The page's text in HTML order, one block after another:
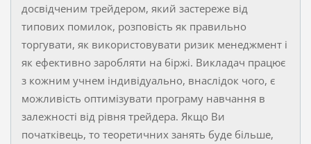
досвідченим трейдером, який застереже від
типових помилок, розповість як правильно
торгувати, як використовувати ризик менеджмент і
як ефективно заробляти на біржі. Викладач працює
з кожним учнем індивідуально, внаслідок чого, є
можливість оптимізувати програму навчання в
залежності від рівня трейдера. Якщо Ви
початківець, то теоретичних занять буде більше,